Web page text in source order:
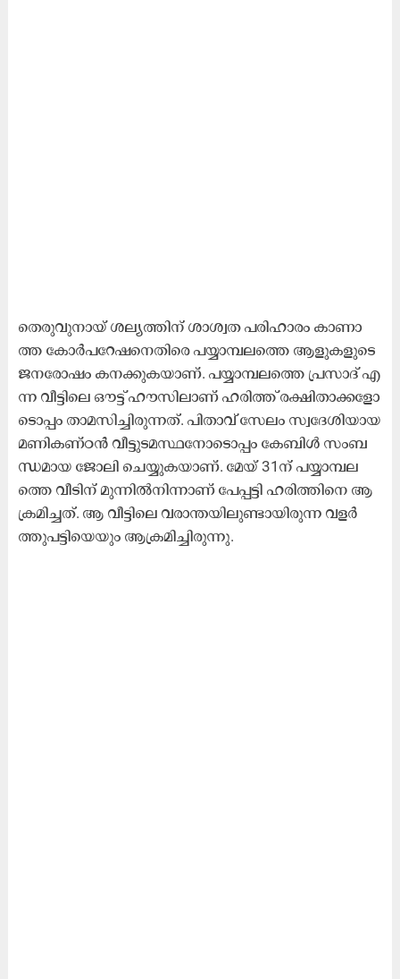
തെ​രു​വു​നാ​യ് ശ​ല്യ​ത്തി​ന് ശാ​ശ്വ​ത പ​രി​ഹാ​രം കാ​ണാ​
ത്ത കോ​ർ​പ​റേ​ഷ​നെ​തി​രെ പ​യ്യാ​മ്പ​ല​ത്തെ ആ​ളു​ക​ളു​ടെ
ജ​ന​രോ​ഷം ക​ന​ക്കു​ക​യാ​ണ്. പ​യ്യാ​മ്പ​ല​ത്തെ പ്ര​സാ​ദ് എ​
ന്ന വീ​ട്ടി​ലെ ഔ​ട്ട് ഹൗ​സി​ലാ​ണ് ഹ​രി​ത്ത് ര​ക്ഷി​താ​ക്ക​ളോ​
ടൊ​പ്പം താ​മ​സി​ച്ചി​രു​ന്ന​ത്. പി​താ​വ് സേ​ലം സ്വ​ദേ​ശി​യാ​യ
മ​ണി​ക​ണ്ഠ​ൻ വീ​ട്ടു​ട​മ​സ്ഥ​നോ​ടൊ​പ്പം കേ​ബി​ൾ സം​ബ​
ന്ധ​മാ​യ ജോ​ലി ചെ​യ്യു​ക​യാ​ണ്‌. മേ​യ് 31ന്‌ ​പ​യ്യാ​മ്പ​ല​
ത്തെ വീ​ടി​ന് മു​ന്നി​ൽ​നി​ന്നാ​ണ് പേ​പ്പ​ട്ടി ഹ​രി​ത്തി​നെ ആ​
ക്ര​മി​ച്ച​ത്. ആ ​വീ​ട്ടി​ലെ വ​രാ​ന്ത​യി​ലു​ണ്ടാ​യി​രു​ന്ന വ​ള​ർ​
ത്തു​പ​ട്ടി​യെ​യും ആ​ക്ര​മി​ച്ചി​രു​ന്നു.